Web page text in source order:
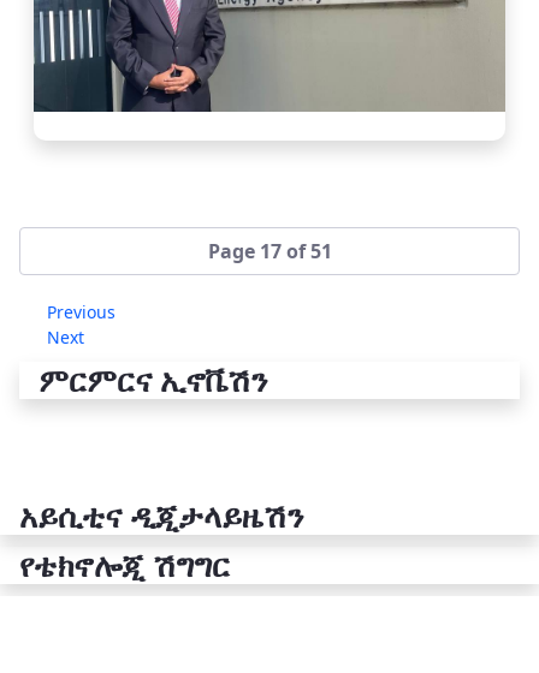
Page 17 of 51
Previous
Next
ምርምርና ኢኖቬሽን
አይሲቲና ዲጂታላይዜሽን
የቴክኖሎጂ ሽግግር